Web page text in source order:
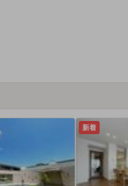
新着